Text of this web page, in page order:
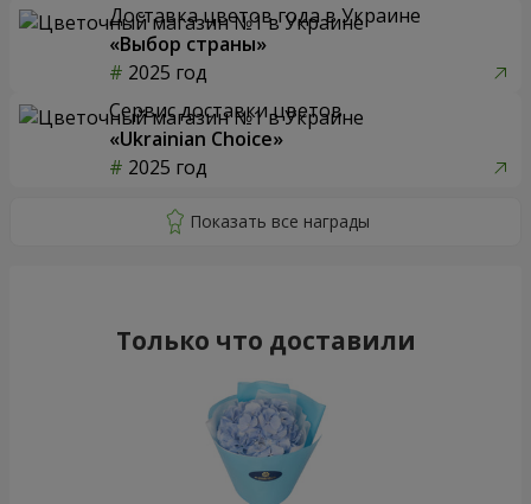
Доставка цветов года в Украине
«Выбор страны»
2025 год
Сервис доставки цветов
«Ukrainian Choice»
2025 год
Только что доставили